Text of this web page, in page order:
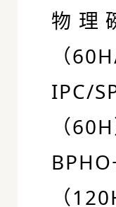
物理
（
IPC/
（60H
（